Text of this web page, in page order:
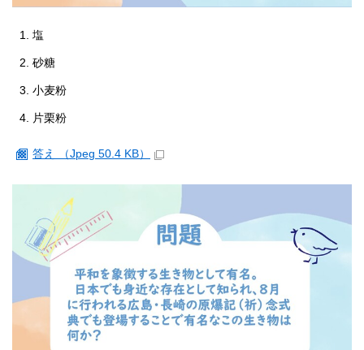
塩
砂糖
小麦粉
片栗粉
答え （Jpeg 50.4 KB）